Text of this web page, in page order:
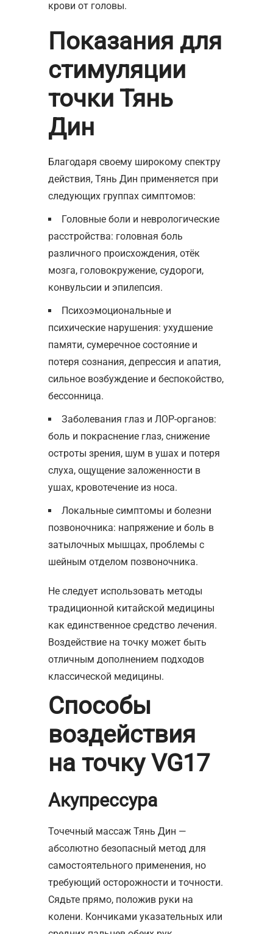
крови от головы.
Показания для
стимуляции
точки Тянь
Дин
Благодаря своему широкому спектру
действия, Тянь Дин применяется при
следующих группах симптомов:
Головные боли и неврологические
расстройства: головная боль
различного происхождения, отёк
мозга, головокружение, судороги,
конвульсии и эпилепсия.
Психоэмоциональные и
психические нарушения: ухудшение
памяти, сумеречное состояние и
потеря сознания, депрессия и апатия,
сильное возбуждение и беспокойство,
бессонница.
Заболевания глаз и ЛОР-органов:
боль и покраснение глаз, снижение
остроты зрения, шум в ушах и потеря
слуха, ощущение заложенности в
ушах, кровотечение из носа.
Локальные симптомы и болезни
позвоночника: напряжение и боль в
затылочных мышцах, проблемы с
шейным отделом позвоночника.
Не следует использовать методы
традиционной китайской медицины
как единственное средство лечения.
Воздействие на точку может быть
отличным дополнением подходов
классической медицины.
Способы
воздействия
на точку VG17
Акупрессура
Точечный массаж Тянь Дин —
абсолютно безопасный метод для
самостоятельного применения, но
требующий осторожности и точности.
Сядьте прямо, положив руки на
колени. Кончиками указательных или